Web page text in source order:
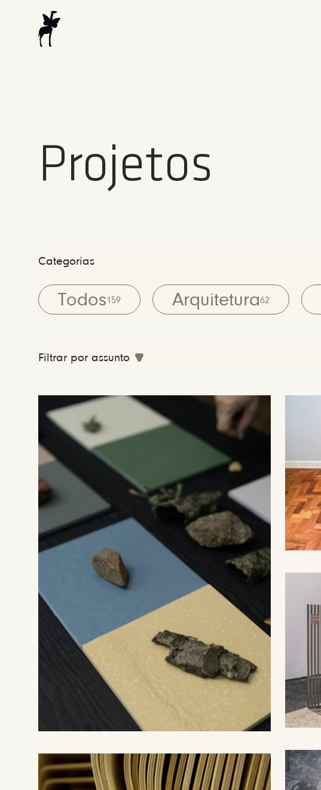
Projetos
Categorias
Todos159 Arquitetura62
Filtrar por assunto